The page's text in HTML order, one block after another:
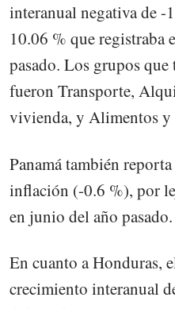
interanual negativa de
10.06 % que registraba
pasado. Los grupos
fueron Transporte,
vivienda, y Alimentos y
Panamá también
inflación (-0.6 %), por
en junio del año pasado.
En cuanto a Honduras,
crecimiento interanual